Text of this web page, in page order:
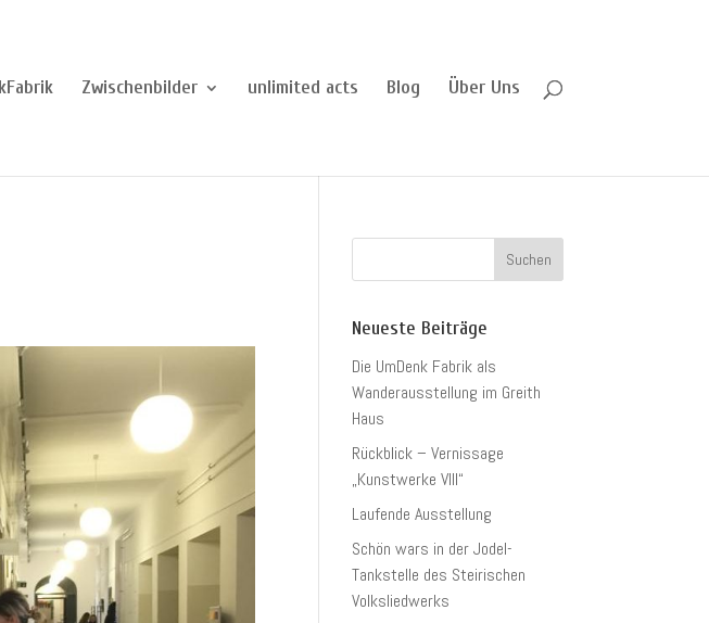
Zwischenbilder unlimited acts Blog Über Uns
Neueste Beiträge
Die UmDenk Fabrik als
Wanderausstellung im Greith
Haus
Rückblick – Vernissage
„Kunstwerke VIII“
Laufende Ausstellung
Schön wars in der Jodel-
Tankstelle des Steirischen
Volksliedwerks